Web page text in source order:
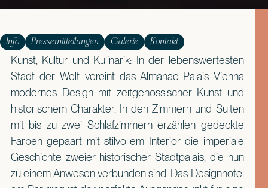
Info Pressemitteilungen Galerie Kontakt
Kunst, Kultur und Kulinarik: In der lebenswertesten
Stadt der Welt vereint das Almanac Palais Vienna
modernes Design mit zeitgenössischer Kunst und
historischem Charakter. In den Zimmern und Suiten
mit bis zu zwei Schlafzimmern erzählen gedeckte
Farben gepaart mit stilvollem Interior die imperiale
Geschichte zweier historischer Stadtpalais, die nun
zu einem Anwesen verbunden sind. Das Designhotel